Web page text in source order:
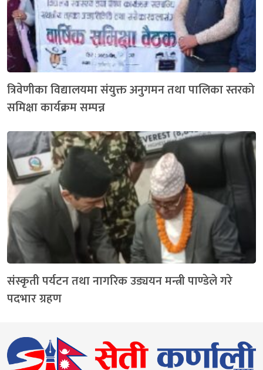
त्रिवेणीका विद्यालयमा संयुक्त अनुगमन तथा पालिका स्तरको
समिक्षा कार्यक्रम सम्पन्न
संस्कृती पर्यटन तथा नागरिक उड्ययन मन्त्री पाण्डेले गरे
पदभार ग्रहण